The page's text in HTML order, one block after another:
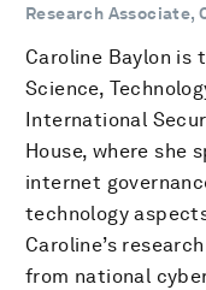
Research Associate,
Caroline Baylon is
Science,
International
House, where she
internet
technology
Caroline’s
from national